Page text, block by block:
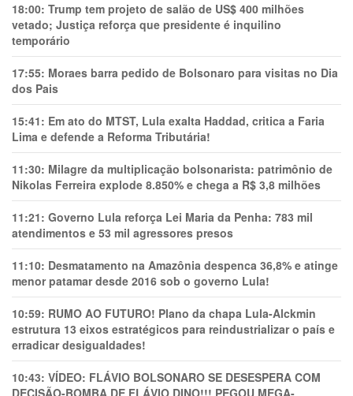
18:00: Trump tem projeto de salão de US$ 400 milhões
vetado; Justiça reforça que presidente é inquilino
temporário
17:55: Moraes barra pedido de Bolsonaro para visitas no Dia
dos Pais
15:41: Em ato do MTST, Lula exalta Haddad, critica a Faria
Lima e defende a Reforma Tributária!
11:30: Milagre da multiplicação bolsonarista: patrimônio de
Nikolas Ferreira explode 8.850% e chega a R$ 3,8 milhões
11:21: Governo Lula reforça Lei Maria da Penha: 783 mil
atendimentos e 53 mil agressores presos
11:10: Desmatamento na Amazônia despenca 36,8% e atinge
menor patamar desde 2016 sob o governo Lula!
10:59: RUMO AO FUTURO! Plano da chapa Lula-Alckmin
estrutura 13 eixos estratégicos para reindustrializar o país e
erradicar desigualdades!
10:43: VÍDEO: FLÁVIO BOLSONARO SE DESESPERA COM
DECISÃO-BOMBA DE FLÁVIO DINO!!! PEGOU MEGA-